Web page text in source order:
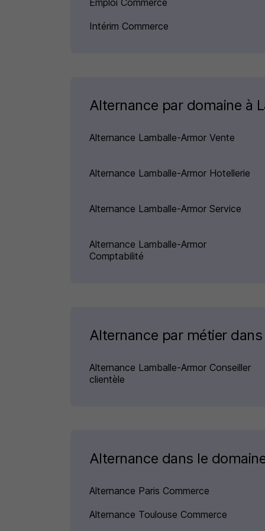
Emploi Commerce
Intérim Commerce
Alternance par domaine à
Alternance Lamballe-Armor Vente
Alternance Lamballe-Armor Hotellerie
Alternance Lamballe-Armor Service
Alternance Lamballe-Armor
Comptabilité
Alternance par métier
Alternance Lamballe-Armor Conseiller
clientèle
Alternance dans le
Alternance Paris Commerce
Alternance Toulouse Commerce